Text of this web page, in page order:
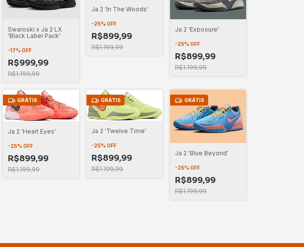
Swaroski x Ja 2 LX
'Black Label Pack'
-17% OFF
R$999,99
R$1.199,99
Ja 2 'In The Woods'
-25% OFF
R$899,99
R$1.199,99
Ja 2 'Exposure'
-25% OFF
R$899,99
R$1.199,99
GRÁTIS
Ja 2 'Heart Eyes'
-25% OFF
R$899,99
R$1.199,99
GRÁTIS
Ja 2 'Twelve Time'
-25% OFF
R$899,99
R$1.199,99
GRÁTIS
Ja 2 'Blue Beyond'
-25% OFF
R$899,99
R$1.199,99